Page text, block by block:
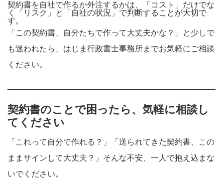
契約書を自社で作るか外注するかは、「コスト」だけでな
く「リスク」と「自社の状況」で判断することが大切で
す。
「この契約書、自分たちで作って大丈夫かな？」と少しで
も迷われたら、はじま行政書士事務所までお気軽にご相談
ください。
契約書のことで困ったら、気軽に相談し
てください
「これって自分で作れる？」「送られてきた契約書、この
ままサインして大丈夫？」そんな不安、一人で抱え込まな
いでください。